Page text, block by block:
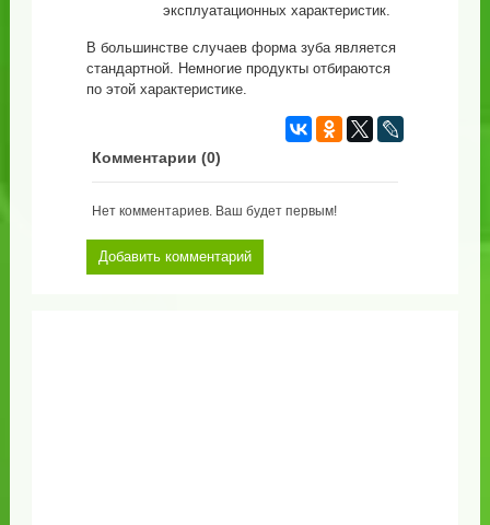
эксплуатационных характеристик.
В большинстве случаев форма зуба является
стандартной. Немногие продукты отбираются
по этой характеристике.
Комментарии (0)
Нет комментариев. Ваш будет первым!
Добавить комментарий